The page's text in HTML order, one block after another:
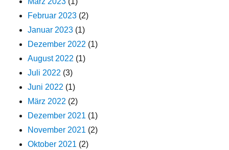
Februar 2023 (2)
Januar 2023 (1)
Dezember 2022 (1)
August 2022 (1)
Juli 2022 (3)
Juni 2022 (1)
März 2022 (2)
Dezember 2021 (1)
November 2021 (2)
Oktober 2021 (2)